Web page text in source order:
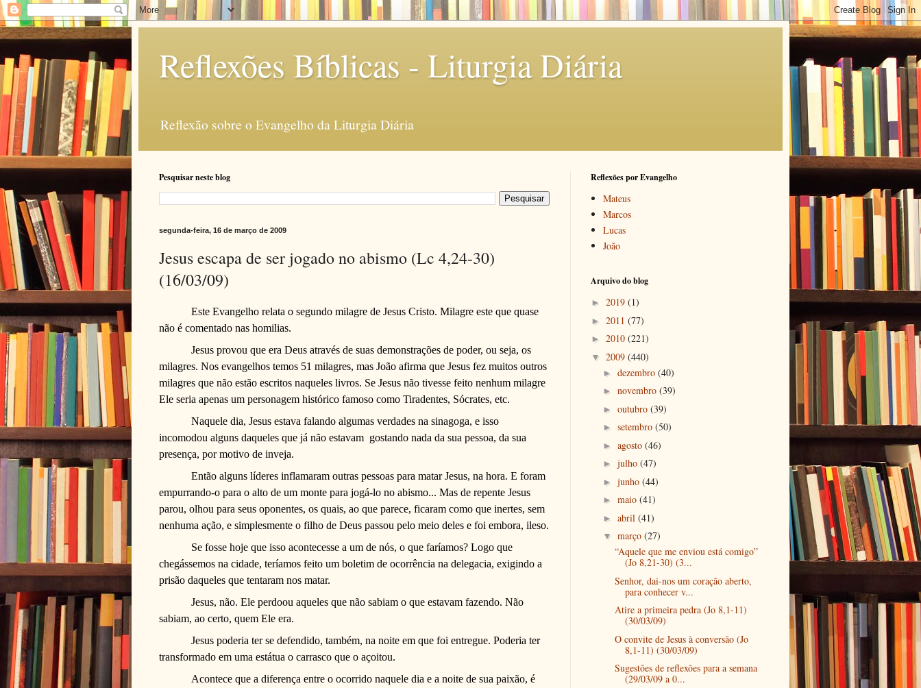
Reflexões Bíblicas - Liturgia Diária
Reflexão sobre o Evangelho da Liturgia Diária
Pesquisar neste blog
segunda-feira, 16 de março de 2009
Jesus escapa de ser jogado no abismo (Lc 4,24-30)
(16/03/09)
Este Evangelho relata o segundo milagre de Jesus Cristo. Milagre este que quase
não é comentado nas homilias.
Jesus provou que era Deus através de suas demonstrações de poder, ou seja, os
milagres. Nos evangelhos temos 51 milagres, mas João afirma que Jesus fez muitos outros
milagres que não estão escritos naqueles livros. Se Jesus não tivesse feito nenhum milagre
Ele seria apenas um personagem histórico famoso como Tiradentes, Sócrates, etc.
Naquele dia, Jesus estava falando algumas verdades na sinagoga, e isso
incomodou alguns daqueles que já não estavam gostando nada da sua pessoa, da sua
presença, por motivo de inveja.
Então alguns líderes inflamaram outras pessoas para matar Jesus, na hora. E foram
empurrando-o para o alto de um monte para jogá-lo no abismo... Mas de repente Jesus
parou, olhou para seus oponentes, os quais, ao que parece, ficaram como que inertes, sem
nenhuma ação, e simplesmente o filho de Deus passou pelo meio deles e foi embora, ileso.
Se fosse hoje que isso acontecesse a um de nós, o que faríamos? Logo que
chegássemos na cidade, teríamos feito um boletim de ocorrência na delegacia, exigindo a
prisão daqueles que tentaram nos matar.
Jesus, não. Ele perdoou aqueles que não sabiam o que estavam fazendo. Não
sabiam, ao certo, quem Ele era.
Jesus poderia ter se defendido, também, na noite em que foi entregue. Poderia ter
transformado em uma estátua o carrasco que o açoitou.
Acontece que a diferença entre o ocorrido naquele dia e a noite de sua paixão, é
Reflexões por Evangelho
Mateus
Marcos
Lucas
João
Arquivo do blog
► 2019 (1)
► 2011 (77)
► 2010 (221)
▼ 2009 (440)
► dezembro (40)
► novembro (39)
► outubro (39)
► setembro (50)
► agosto (46)
► julho (47)
► junho (44)
► maio (41)
► abril (41)
▼ março (27)
“Aquele que me enviou está comigo”
(Jo 8,21-30) (3...
Senhor, dai-nos um coração aberto,
para conhecer v...
Atire a primeira pedra (Jo 8,1-11)
(30/03/09)
O convite de Jesus à conversão (Jo
8,1-11) (30/03/09)
Sugestões de reflexões para a semana
(29/03/09 a 0...